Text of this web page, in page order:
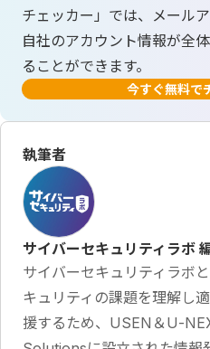
チェッカー」では、メール
自社のアカウント情報が全
ることができます。
今すぐ無料で
執筆者
サイバーセキュリティラボ
サイバーセキュリティラボ
キュリティの課題を理解し
援するため、USEN＆U-